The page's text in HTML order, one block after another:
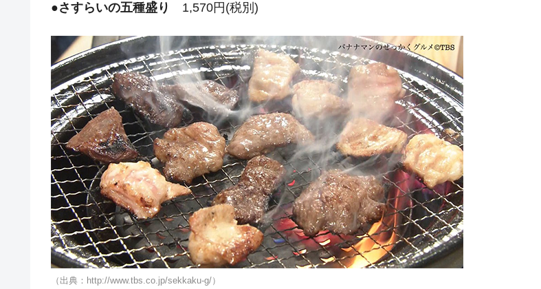
●さすらいの五種盛り 1,570円(税別)
（出典：http://www.tbs.co.jp/sekkaku-g/）